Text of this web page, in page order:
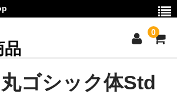
品
0
ゴシック体Std